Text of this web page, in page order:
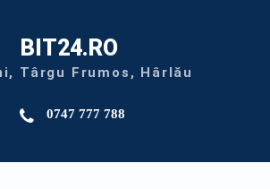
BIT24.RO
Târgu Frumos, Hârlău
0747 777 788